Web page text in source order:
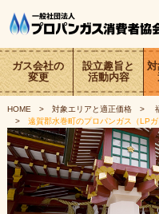
ガス会社の
変更
設立趣旨と
活動内容
HOME 対象エリアと適正価格
遠賀郡水巻町のプロパンガス（LP